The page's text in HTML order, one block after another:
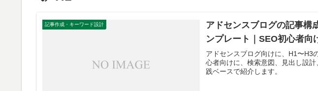
記事作成・キーワード設計
アドセンスブログの記事構
ンプレート｜SEO初心者向
アドセンスブログ向けに、H1〜H3
心者向けに、検索意図、見出し設
践ベースで紹介します。